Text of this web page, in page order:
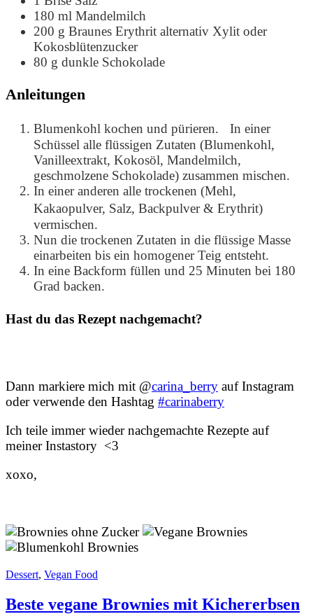
180 ml Mandelmilch
200 g Braunes Erythrit alternativ Xylit oder
Kokosblütenzucker
80 g dunkle Schokolade
Anleitungen
Blumenkohl kochen und pürieren. In einer
Schüssel alle flüssigen Zutaten (Blumenkohl,
Vanilleextrakt, Kokosöl, Mandelmilch,
geschmolzene Schokolade) zusammen mischen.
In einer anderen alle trockenen (Mehl,
Kakaopulver, Salz, Backpulver & Erythrit)
vermischen.
Nun die trockenen Zutaten in die flüssige Masse
einarbeiten bis ein homogener Teig entsteht.
In eine Backform füllen und 25 Minuten bei 180
Grad backen.
Hast du das Rezept nachgemacht?
Dann markiere mich mit @carina_berry auf Instagram
oder verwende den Hashtag #carinaberry
Ich teile immer wieder nachgemachte Rezepte auf
meiner Instastory <3
xoxo,
Dessert, Vegan Food
Beste vegane Brownies mit Kichererbsen